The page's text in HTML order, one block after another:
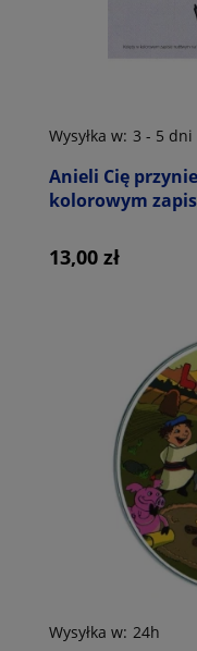
Anieli Cię
kolorowym
Wysyłka w: 3 - 5 dni
13,00 zł
Wysyłka w: 24h